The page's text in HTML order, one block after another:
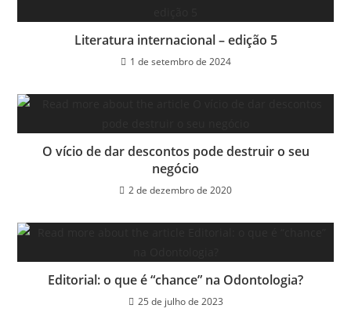
Literatura internacional – edição 5
1 de setembro de 2024
O vício de dar descontos pode destruir o seu
negócio
2 de dezembro de 2020
Editorial: o que é “chance” na Odontologia?
25 de julho de 2023